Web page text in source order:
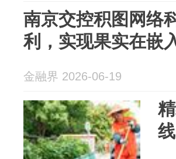
南京交控积图网络
利，实现果实在嵌
金融界 2026-06-19
线